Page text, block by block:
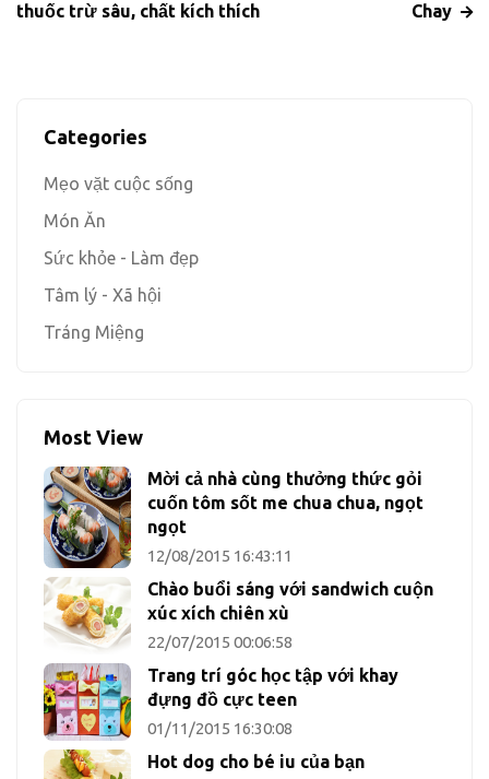
thuốc trừ sâu, chất kích thích
Chay
Categories
Mẹo vặt cuộc sống
Món Ăn
Sức khỏe - Làm đẹp
Tâm lý - Xã hội
Tráng Miệng
Most View
Mời cả nhà cùng thưởng thức gỏi
cuốn tôm sốt me chua chua, ngọt
ngọt
12/08/2015 16:43:11
Chào buổi sáng với sandwich cuộn
xúc xích chiên xù
22/07/2015 00:06:58
Trang trí góc học tập với khay
đựng đồ cực teen
01/11/2015 16:30:08
Hot dog cho bé iu của bạn